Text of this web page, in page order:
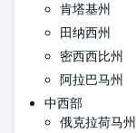
肯塔基州
田纳西州
密西西比州
阿拉巴马州
中西部
俄克拉荷马州